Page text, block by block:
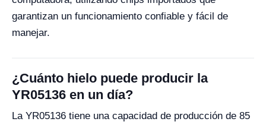
garantizan un funcionamiento confiable y fácil de
manejar.
¿Cuánto hielo puede producir la
YR05136 en un día?
La YR05136 tiene una capacidad de producción de 85